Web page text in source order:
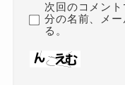
次回のコメン
分の名前、メ
る。